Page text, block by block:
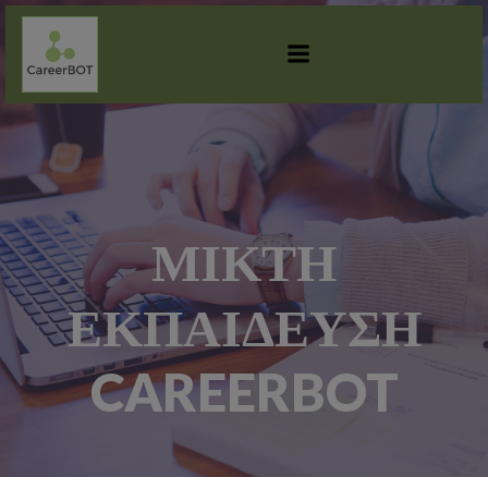
SKIP
CONTENT
ΜΙΚΤΗ
ΕΚΠΑΙΔΕΥΣΗ
CAREERBOT